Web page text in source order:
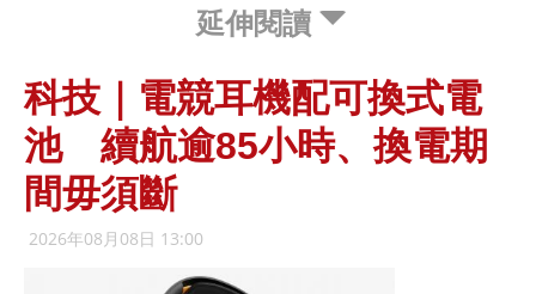
延伸閱讀
科技｜電競耳機配可換式電
池 續航逾85小時、換電期
間毋須斷
2026年08月08日 13:00